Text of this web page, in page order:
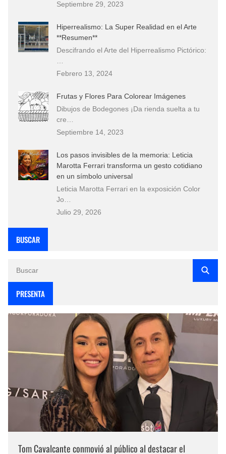
Septiembre 29, 2023
Hiperrealismo: La Super Realidad en el Arte
**Resumen**
Descifrando el Arte del Hiperrealismo Pictórico:
Febrero 13, 2024
Frutas y Flores Para Colorear Imágenes
Dibujos de Bodegones ¡Da rienda suelta a tu
cre…
Septiembre 14, 2023
Los pasos invisibles de la memoria: Leticia
Marotta Ferrari transforma un gesto cotidiano
en un símbolo universal
Leticia Marotta Ferrari en la exposición Color
Jo…
Julio 29, 2026
BUSCAR
PRESENTA
Tom Cavalcante conmovió al público al destacar el